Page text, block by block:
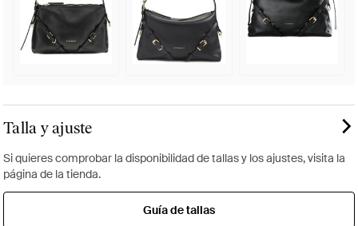
Talla y ajuste
Si quieres comprobar la disponibilidad de tallas y los ajustes, visita la
página de la tienda.
Guía de tallas